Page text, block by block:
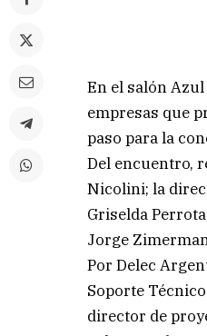
En el salón
empresas que
paso para la
Del encuentro,
Nicolini; la
Griselda
Jorge
Por Delec
Soporte
director de